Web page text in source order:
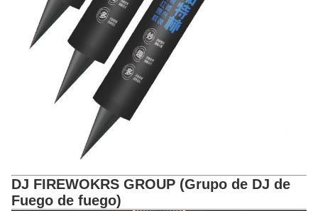
DJ FIREWOKRS GROUP (Grupo de DJ de
Fuego de fuego)